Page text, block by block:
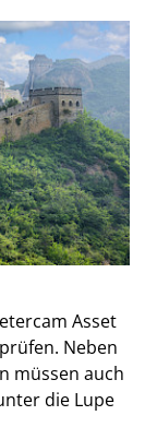
Asset
Neben
müssen auch
die Lupe